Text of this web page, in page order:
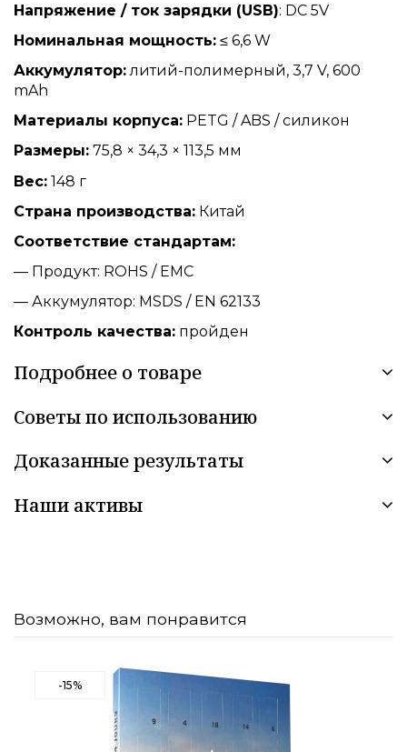
Напряжение / ток зарядки (USB): DC 5V
Номинальная мощность: ≤ 6,6 W
Аккумулятор:литий-полимерный, 3,7 V, 600
mAh
Материалы корпуса: PETG / ABS / силикон
Размеры: 75,8 × 34,3 × 113,5 мм
Вес: 148 г
Страна производства: Китай
Соответствие стандартам:
— Продукт: ROHS / EMC
— Аккумулятор: MSDS / EN 62133
Контроль качества: пройден
Подробнее о товаре
Советы по использованию
Доказанные результаты
Наши активы
Возможно, вам понравится
-15%